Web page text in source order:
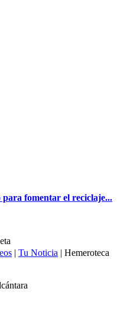
fomentar el reciclaje...
| Tu Noticia | Hemeroteca